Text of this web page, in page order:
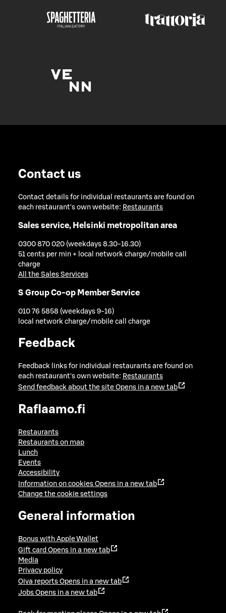
Contact us
Contact details for individual restaurants are found on
each restaurant's own website: Restaurants
Sales service, Helsinki metropolitan area
0300 870 020 (weekdays 8.30-16.30)
51 cents per min + local network charge/mobile call
charge
All the Sales Services
S Group Co-op Member Service
010 76 5858 (weekdays 9-16)
local network charge/mobile call charge
Feedback
Feedback links for individual restaurants are found on
each restaurant's own website: Restaurants
Send feedback about the site Opens in a new tab
Raflaamo.fi
Restaurants
Restaurants on map
Lunch
Events
Accessibility
Information on cookies Opens in a new tab
Change the cookie settings
General information
Bonus with Apple Wallet
Gift card Opens in a new tab
Media
Privacy policy
Oiva reports Opens in a new tab
Jobs Opens in a new tab